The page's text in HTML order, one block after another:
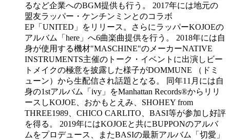
るなど企業へのBGM提供も行う。 2017年には地元の
盟友ラッパー・ケンチンミンとのコラボ
EP「UNITED」をリリース。さらにラッパーKOJOEの
アルバム「here」へ6曲楽曲提供を行う。 2018年には自
身が使用する機材"MASCHINE"のメーカーNATIVE
INSTRUMENTS主催のトーク・イベントに出演しビー
トメイクの極意を披露した様子がDOMMUNE （ドミ
ューン）から生配信され話題となる。 同年11月には自
身の1stアルバム「ivy」をManhattan Records®️からリリ
ースしKOJOE、おかもとえみ、SHOHEY from
THREE1989、CHICO CARLITO、BASI等が参加し好評
を得る。 2019年にはKOJOEと共にBUPPONのアルバ
ムをプロデュース、またBASIの最新アルバム「切愛」